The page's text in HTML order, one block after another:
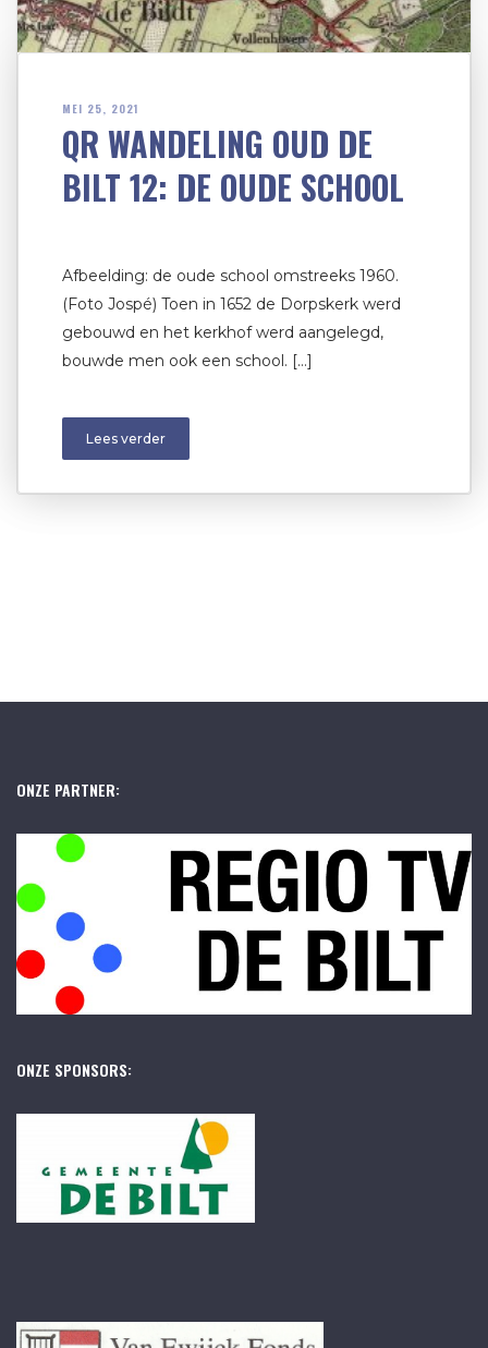
MEI 25, 2021
QR WANDELING OUD DE
BILT 12: DE OUDE SCHOOL
Afbeelding: de oude school omstreeks 1960.
(Foto Jospé) Toen in 1652 de Dorpskerk werd
gebouwd en het kerkhof werd aangelegd,
bouwde men ook een school. […]
Lees verder
ONZE PARTNER:
ONZE SPONSORS: